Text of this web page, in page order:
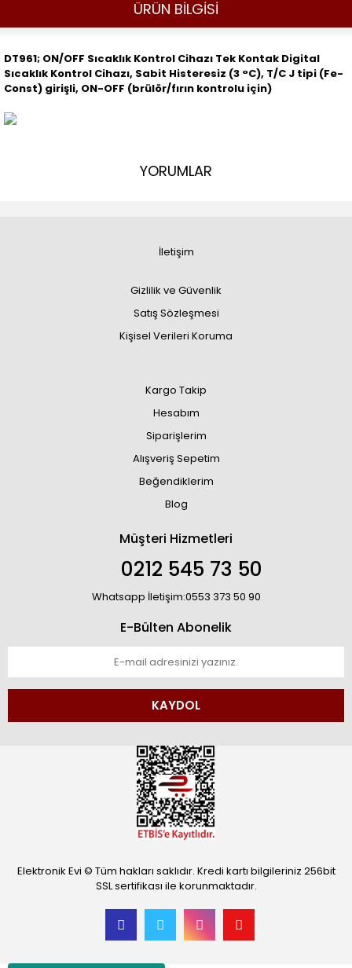
ÜRÜN BİLGİSİ
DT961; ON/OFF Sıcaklık Kontrol Cihazı Tek Kontak Digital
Sıcaklık Kontrol Cihazı, Sabit Histeresiz (3 °C), T/C J tipi (Fe-
Const) girişli, ON-OFF (brülör/fırın kontrolu için)
YORUMLAR
İletişim
Gizlilik ve Güvenlik
Satış Sözleşmesi
Kişisel Verileri Koruma
Kargo Takip
Hesabım
Siparişlerim
Alışveriş Sepetim
Beğendiklerim
Blog
Müşteri Hizmetleri
0212 545 73 50
Whatsapp İletişim:0553 373 50 90
E-Bülten Abonelik
KAYDOL
Elektronik Evi © Tüm hakları saklıdır. Kredi kartı bilgileriniz 256bit
SSL sertifikası ile korunmaktadır.